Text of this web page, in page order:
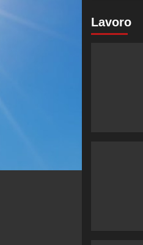
Lavoro